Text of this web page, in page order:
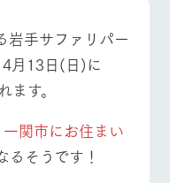
物とふ
あう
感じ
。館ヶ
物とふ
アクティ
ビティ／
体験
ど、楽しみなが
ら学べる様々な
アクティビティ
岩手サファリパー
月13日(日)に
す。
一関市にお住まい
るそうです！